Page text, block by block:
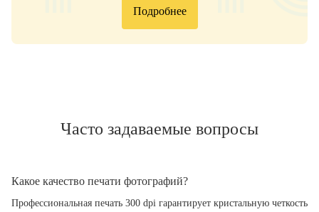
Подробнее
Часто задаваемые вопросы
Какое качество печати фотографий?
Профессиональная печать 300 dpi гарантирует кристальную четкость